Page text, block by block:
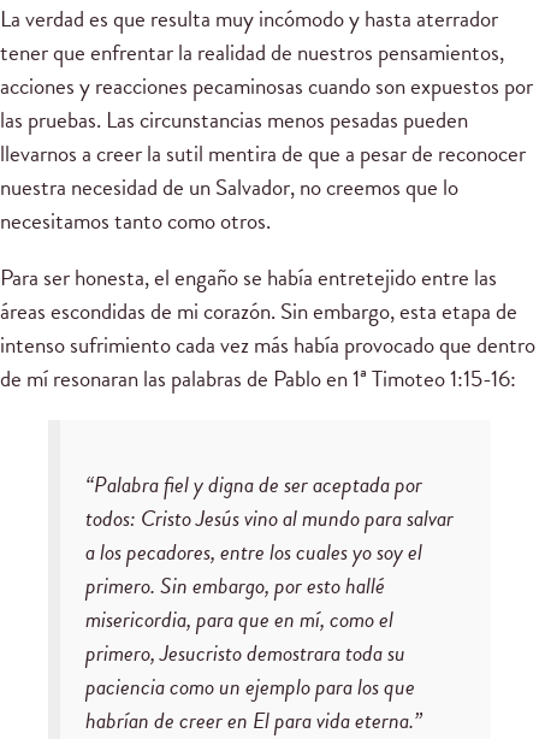
La verdad es que resulta muy incómodo y hasta aterrador
tener que enfrentar la realidad de nuestros pensamientos,
acciones y reacciones pecaminosas cuando son expuestos por
las pruebas. Las circunstancias menos pesadas pueden
llevarnos a creer la sutil mentira de que a pesar de reconocer
nuestra necesidad de un Salvador, no creemos que lo
necesitamos tanto como otros.
Para ser honesta, el engaño se había entretejido entre las
áreas escondidas de mi corazón. Sin embargo, esta etapa de
intenso sufrimiento cada vez más había provocado que dentro
de mí resonaran las palabras de Pablo en 1ª Timoteo 1:15-16:
“Palabra fiel y digna de ser aceptada por
todos: Cristo Jesús vino al mundo para salvar
a los pecadores, entre los cuales yo soy el
primero. Sin embargo, por esto hallé
misericordia, para que en mí, como el
primero, Jesucristo demostrara toda su
paciencia como un ejemplo para los que
habrían de creer en El para vida eterna.”